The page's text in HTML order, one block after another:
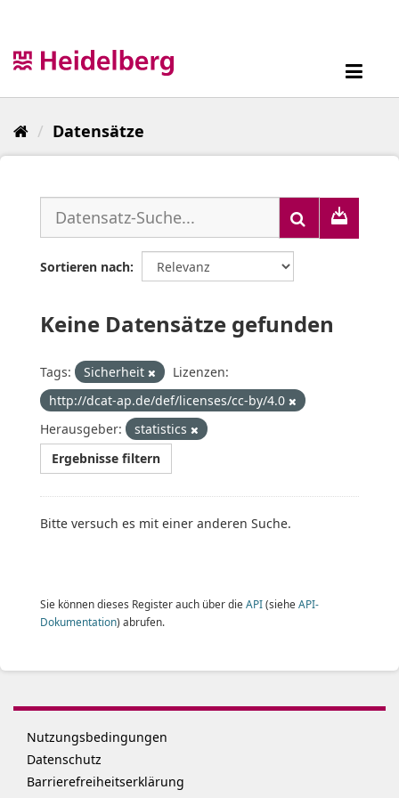
Datensätze
Sortieren nach
Keine Datensätze gefunden
Tags: Sicherheit
Lizenzen:
http://dcat-ap.de/def/licenses/cc-by/4.0
Herausgeber:
statistics
Ergebnisse filtern
Bitte versuch es mit einer anderen Suche.
Sie können dieses Register auch über die API(siehe API-
Dokumentation) abrufen.
Nutzungsbedingungen
Datenschutz
Barrierefreiheitserklärung